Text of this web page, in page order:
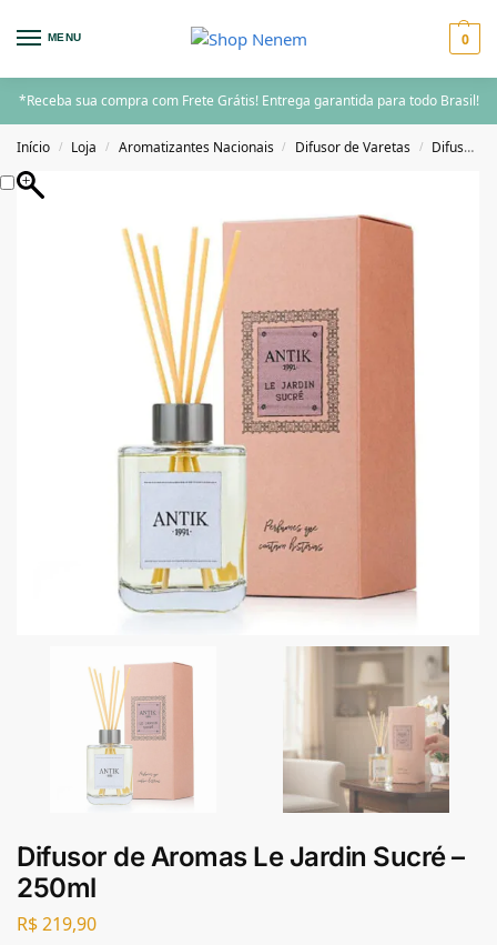
MENU 0
*Receba sua compra com Frete Grátis! Entrega garantida para todo Brasil!
Início / Loja / Aromatizantes Nacionais / Difusor de Varetas / Difusor de Varetas 200ML acima
Difusor de Aromas Le Jardin Sucré –
250ml
R$219,90